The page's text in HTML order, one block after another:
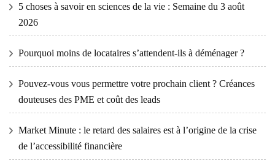
5 choses à savoir en sciences de la vie : Semaine du 3 août
2026
Pourquoi moins de locataires s’attendent-ils à déménager ?
Pouvez-vous vous permettre votre prochain client ? Créances
douteuses des PME et coût des leads
Market Minute : le retard des salaires est à l’origine de la crise
de l’accessibilité financière